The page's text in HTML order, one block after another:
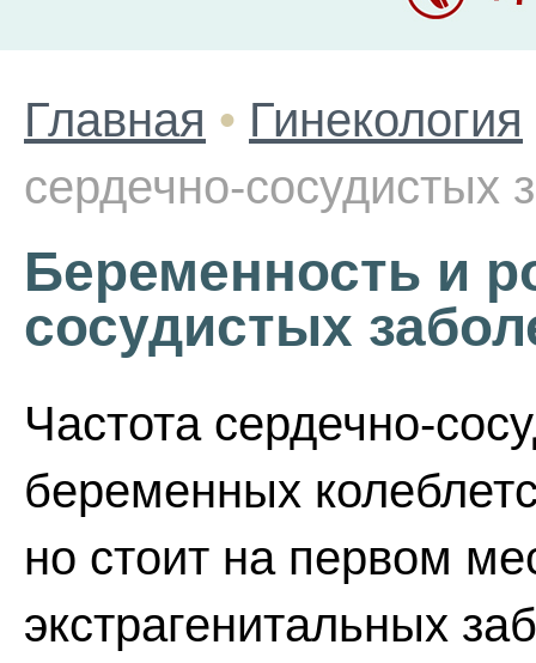
Главная • Гинекология
сердечно-сосудистых
Беременность и
сосудистых
Частота сердечно-
беременных
но стоит на первом
экстрагенитальных